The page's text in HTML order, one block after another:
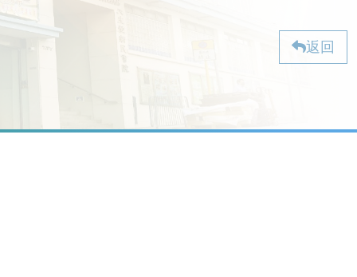
返回